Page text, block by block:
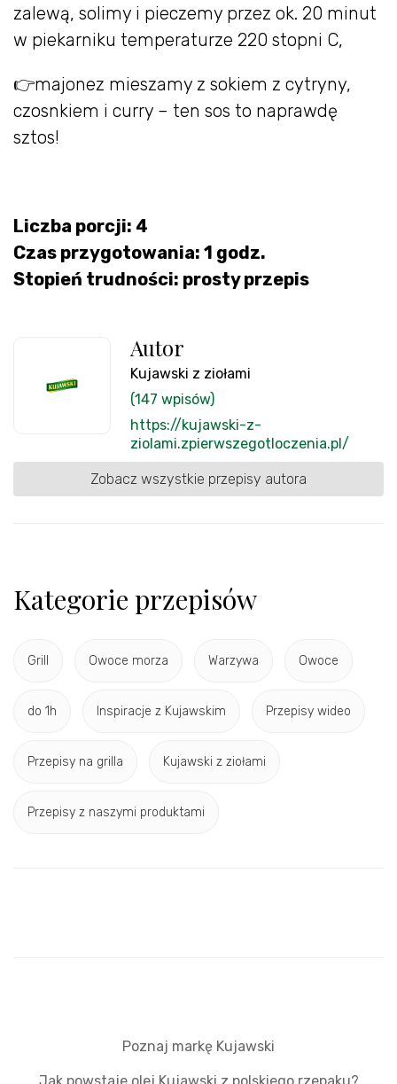
zalewą, solimy i pieczemy przez ok. 20 minut
w piekarniku temperaturze 220 stopni C,
👉majonez mieszamy z sokiem z cytryny,
czosnkiem i curry – ten sos to naprawdę
sztos!
Liczba porcji: 4
Czas przygotowania: 1 godz.
Stopień trudności: prosty przepis
Autor
Kujawski z ziołami
(147 wpisów)
https://kujawski-z-
ziolami.zpierwszegotloczenia.pl/
Zobacz wszystkie przepisy autora
Kategorie przepisów
Grill Owoce morza Warzywa Owoce
do 1h Inspiracje z Kujawskim Przepisy wideo
Przepisy na grilla Kujawski z ziołami
Przepisy z naszymi produktami
Poznaj markę Kujawski
Jak powstaje olej Kujawski z polskiego rzepaku?